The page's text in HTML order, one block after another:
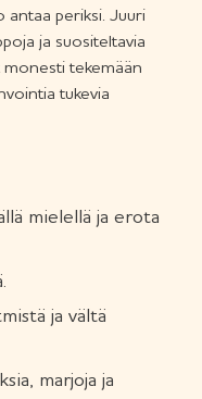
antaa periksi. Juuri
ja suositeltavia
tekemään
tukevia
mielellä ja erota
ja vältä
marjoja ja